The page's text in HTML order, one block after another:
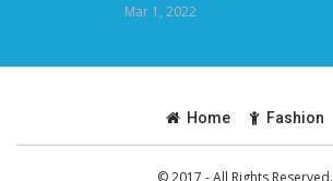
Mar 1, 2022
Home Fashion